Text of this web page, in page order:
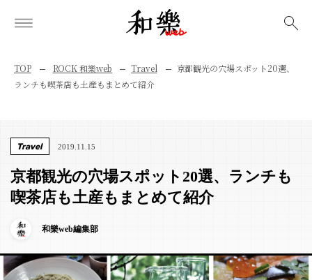
TOP ROCK 和樂web Travel
京都観光の穴場スポット20選、
ランチも喫茶店も土産もまとめて紹介
Travel 2019.11.15
京都観光の穴場スポット20選、ランチも
喫茶店も土産もまとめて紹介
和樂web編集部